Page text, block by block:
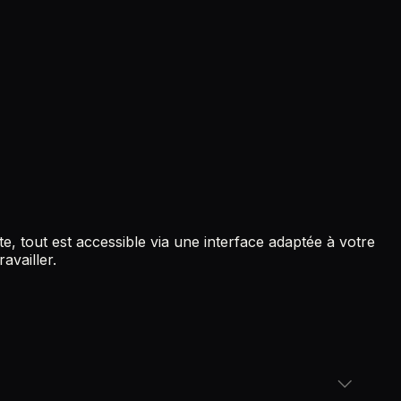
tout est accessible via une interface adaptée à votre